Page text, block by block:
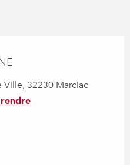
32230 Marciac